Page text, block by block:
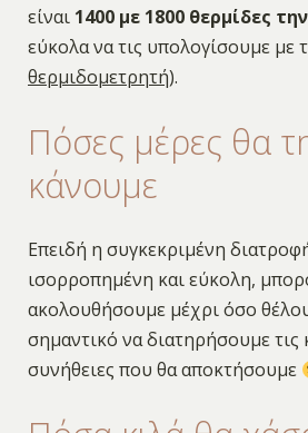
είναι 1400 με 1800 θερμίδες
εύκολα να τις υπολογίσουμε με
θερμιδομετρητή).
Πόσες μέρες θα
κάνουμε
Επειδή η συγκεκριμένη
ισορροπημένη και εύκολη,
ακολουθήσουμε μέχρι όσο
σημαντικό να διατηρήσουμε τις
συνήθειες που θα αποκτήσουμε